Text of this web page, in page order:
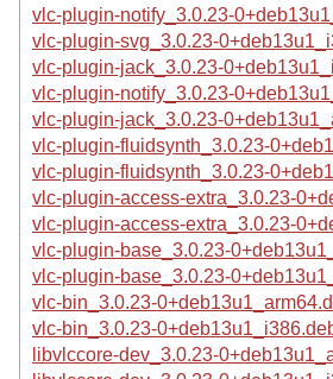
vlc-plugin-notify_3.0.23-
vlc-plugin-svg_3.0.23-
vlc-plugin-jack_3.0.23-
vlc-plugin-notify_3.0.23-
vlc-plugin-jack_3.0.23-
vlc-plugin-fluidsynth_3.0.23-
vlc-plugin-fluidsynth_3.0.23-
vlc-plugin-access-extra_3.0.23-
vlc-plugin-access-extra_3.0.23-
vlc-plugin-base_3.0.23-
vlc-plugin-base_3.0.23-
vlc-bin_3.0.23-
vlc-bin_3.0.23-
libvlccore-dev_3.0.23-